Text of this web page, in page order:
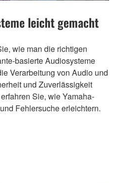
leicht gemacht
wie man die richtigen
basierte Audiosysteme
Verarbeitung von Audio und
und Zuverlässigkeit
Sie, wie Yamaha-
Fehlersuche erleichtern.